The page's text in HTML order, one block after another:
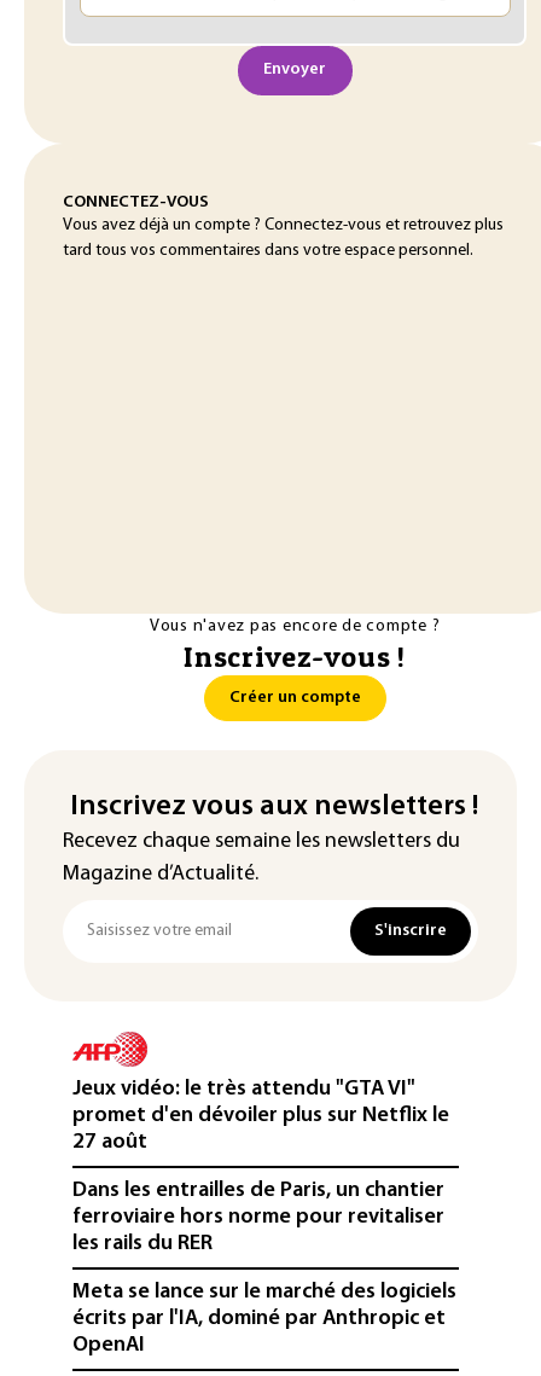
Envoyer
CONNECTEZ-VOUS
Vous avez déjà un compte ? Connectez-vous et retrouvez plus
tard tous vos commentaires dans votre espace personnel.
Vous n'avez pas encore de compte ?
Inscrivez-vous !
Créer un compte
Inscrivez vous aux newsletters !
Recevez chaque semaine les newsletters du
Magazine d’Actualité.
S'inscrire
Jeux vidéo: le très attendu "GTA VI"
promet d'en dévoiler plus sur Netflix le
27 août
Dans les entrailles de Paris, un chantier
ferroviaire hors norme pour revitaliser
les rails du RER
Meta se lance sur le marché des logiciels
écrits par l'IA, dominé par Anthropic et
OpenAI